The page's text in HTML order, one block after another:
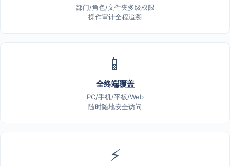
部门/角色/文件夹多级权限
操作审计全程追溯
📱
全终端覆盖
PC/手机/平板/Web
随时随地安全访问
⚡